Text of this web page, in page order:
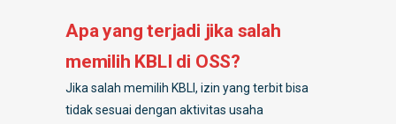
Apa yang terjadi jika salah
memilih KBLI di OSS?
Jika salah memilih KBLI, izin yang terbit bisa
tidak sesuai dengan aktivitas usaha